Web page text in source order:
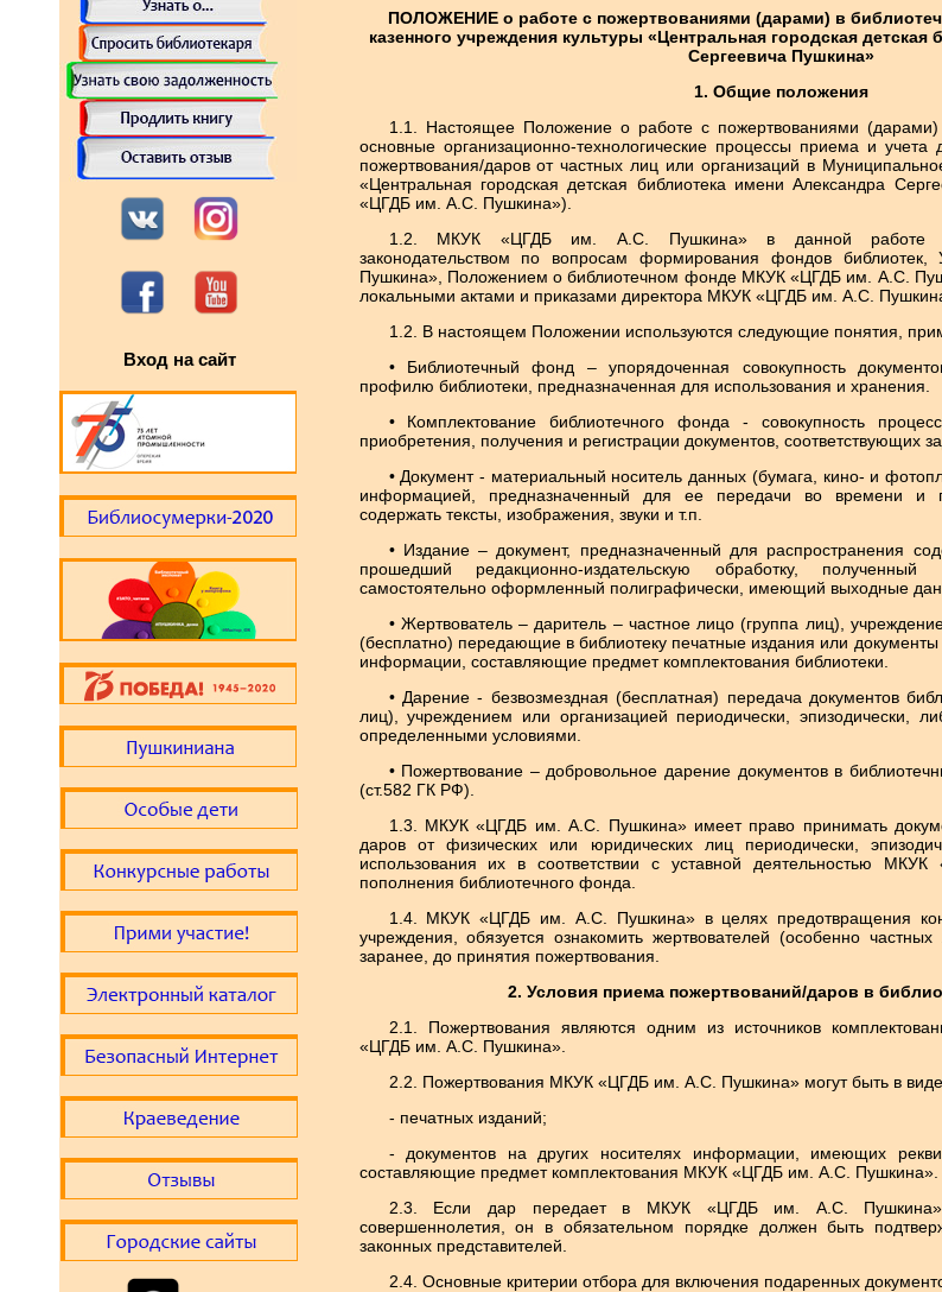
Вход на сайт
ПОЛОЖЕНИЕ о работе с пожертвованиями (дарами) в
казенного учреждения культуры «Центральная городская
Сергеевича Пушкина»
1. Общие положения
1.1. Настоящее Положение о работе с пожертвованиями
основные организационно-технологические процессы приема и учета
пожертвования/даров от частных лиц или организаций в
«Центральная городская детская библиотека имени Александра
«ЦГДБ им. А.С. Пушкина»).
1.2. МКУК «ЦГДБ им. А.С. Пушкина» в данной работе
законодательством по вопросам формирования фондов
Пушкина», Положением о библиотечном фонде МКУК «ЦГДБ им. А.С.
локальными актами и приказами директора МКУК «ЦГДБ им. А.С.
1.2. В настоящем Положении используются следующие понятия,
• Библиотечный фонд – упорядоченная совокупность
профилю библиотеки, предназначенная для использования и хранения.
• Комплектование библиотечного фонда - совокупность
приобретения, получения и регистрации документов, соответствующих
• Документ - материальный носитель данных (бумага, кино- и
информацией, предназначенный для ее передачи во времени и
содержать тексты, изображения, звуки и т.п.
• Издание – документ, предназначенный для распространения
прошедший редакционно-издательскую обработку,
самостоятельно оформленный полиграфически, имеющий выходные
• Жертвователь – даритель – частное лицо (группа лиц),
(бесплатно) передающие в библиотеку печатные издания или
информации, составляющие предмет комплектования библиотеки.
• Дарение - безвозмездная (бесплатная) передача документов
лиц), учреждением или организацией периодически, эпизодически,
определенными условиями.
• Пожертвование – добровольное дарение документов в
(ст.582 ГК РФ).
1.3. МКУК «ЦГДБ им. А.С. Пушкина» имеет право принимать
даров от физических или юридических лиц периодически,
использования их в соответствии с уставной деятельностью
пополнения библиотечного фонда.
1.4. МКУК «ЦГДБ им. А.С. Пушкина» в целях предотвращения
учреждения, обязуется ознакомить жертвователей (особенно
заранее, до принятия пожертвования.
2. Условия приема пожертвований/даров в
2.1. Пожертвования являются одним из источников
«ЦГДБ им. А.С. Пушкина».
2.2. Пожертвования МКУК «ЦГДБ им. А.С. Пушкина» могут быть в
- печатных изданий;
- документов на других носителях информации, имеющих
составляющие предмет комплектования МКУК «ЦГДБ им. А.С. Пушкина».
2.3. Если дар передает в МКУК «ЦГДБ им. А.С. Пушкина»
совершеннолетия, он в обязательном порядке должен быть
законных представителей.
2.4. Основные критерии отбора для включения подаренных